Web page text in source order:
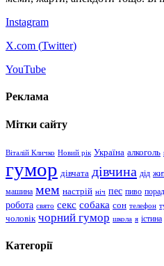
Instagram
X.com (Twitter)
YouTube
Реклама
Мітки сайту
Віталій Кличко Новий рік Україна алкоголь
гумор дівчата дівчина дід
машина мем настрій ніч пес пиво
робота свято секс собака сон телефон
чоловік чорний гумор школа я істина
Категорії